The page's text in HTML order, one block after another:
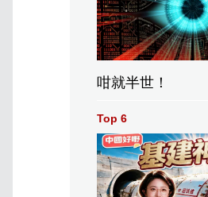
要在最短時間內找
到Checkpoint，是
電子學習遊踪
可以將電子、
咁就半世！
Top 6